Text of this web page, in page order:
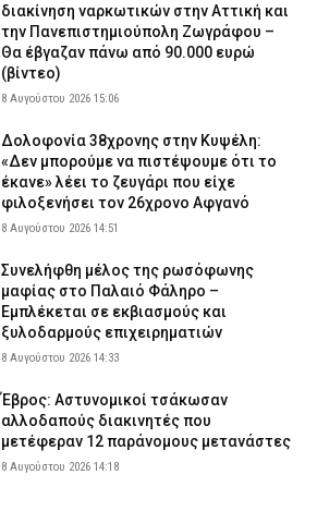
διακίνηση ναρκωτικών στην Αττική και
την Πανεπιστημιούπολη Ζωγράφου –
Θα έβγαζαν πάνω από 90.000 ευρώ
(βίντεο)
8 Αυγούστου 2026 15:06
Δολοφονία 38χρονης στην Κυψέλη:
«Δεν μπορούμε να πιστέψουμε ότι το
έκανε» λέει το ζευγάρι που είχε
φιλοξενήσει τον 26χρονο Αφγανό
8 Αυγούστου 2026 14:51
Συνελήφθη μέλος της ρωσόφωνης
μαφίας στο Παλαιό Φάληρο –
Εμπλέκεται σε εκβιασμούς και
ξυλοδαρμούς επιχειρηματιών
8 Αυγούστου 2026 14:33
Έβρος: Αστυνομικοί τσάκωσαν
αλλοδαπούς διακινητές που
μετέφεραν 12 παράνομους μετανάστες
8 Αυγούστου 2026 14:18